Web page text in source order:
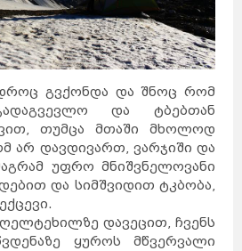
გვქონდა და შნოც რომ
და ტბებთან
თუმცა მთაში მხოლოდ
არ დავდივართ, ვარჯიში და
უფრო მნიშვნელოვანი
და სიმშვიდით ტკბობა,
დავეცით, ჩვენს
ყუროს მწვერვალი